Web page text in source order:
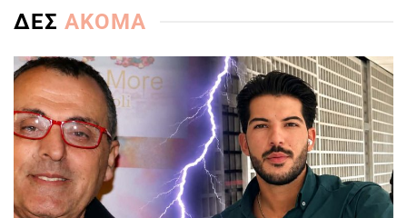
ΔΕΣ ΑΚΟΜΑ